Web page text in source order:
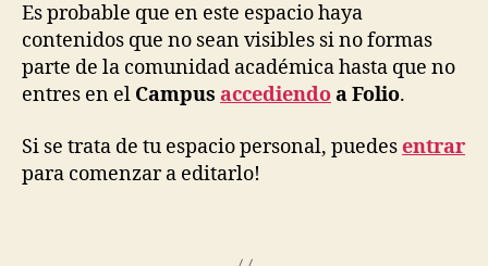
Es probable que en este espacio haya
contenidos que no sean visibles si no formas
parte de la comunidad académica hasta que no
entres en el Campus accediendoa Folio.
Si se trata de tu espacio personal, puedesentrar
para comenzar a editarlo!